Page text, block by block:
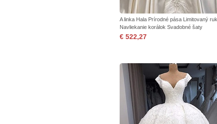
A linka Hala Prírodné pása Limitovaný
Navliekanie korálok Svadobné šaty
€ 522,27